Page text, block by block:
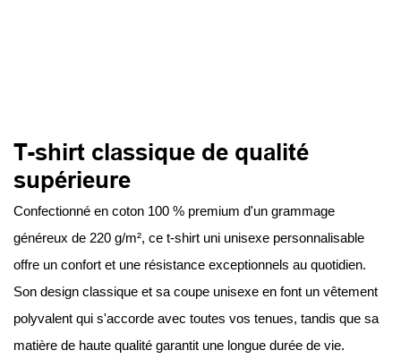
T-shirt classique de qualité
supérieure
Confectionné en coton 100 % premium d'un grammage
généreux de 220 g/m², ce t-shirt uni unisexe personnalisable
offre un confort et une résistance exceptionnels au quotidien.
Son design classique et sa coupe unisexe en font un vêtement
polyvalent qui s'accorde avec toutes vos tenues, tandis que sa
matière de haute qualité garantit une longue durée de vie.